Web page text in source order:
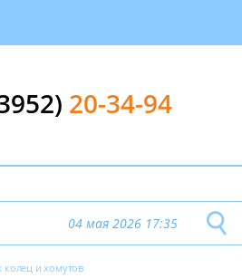
20-34-94
04 мая 2026 17:35
и хомутов